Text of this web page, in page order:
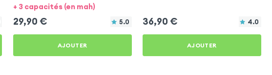
+ 3 capacités (en mah)
29,90 € 5.0
AJOUTER
36,90 € 4.0
AJOUTER